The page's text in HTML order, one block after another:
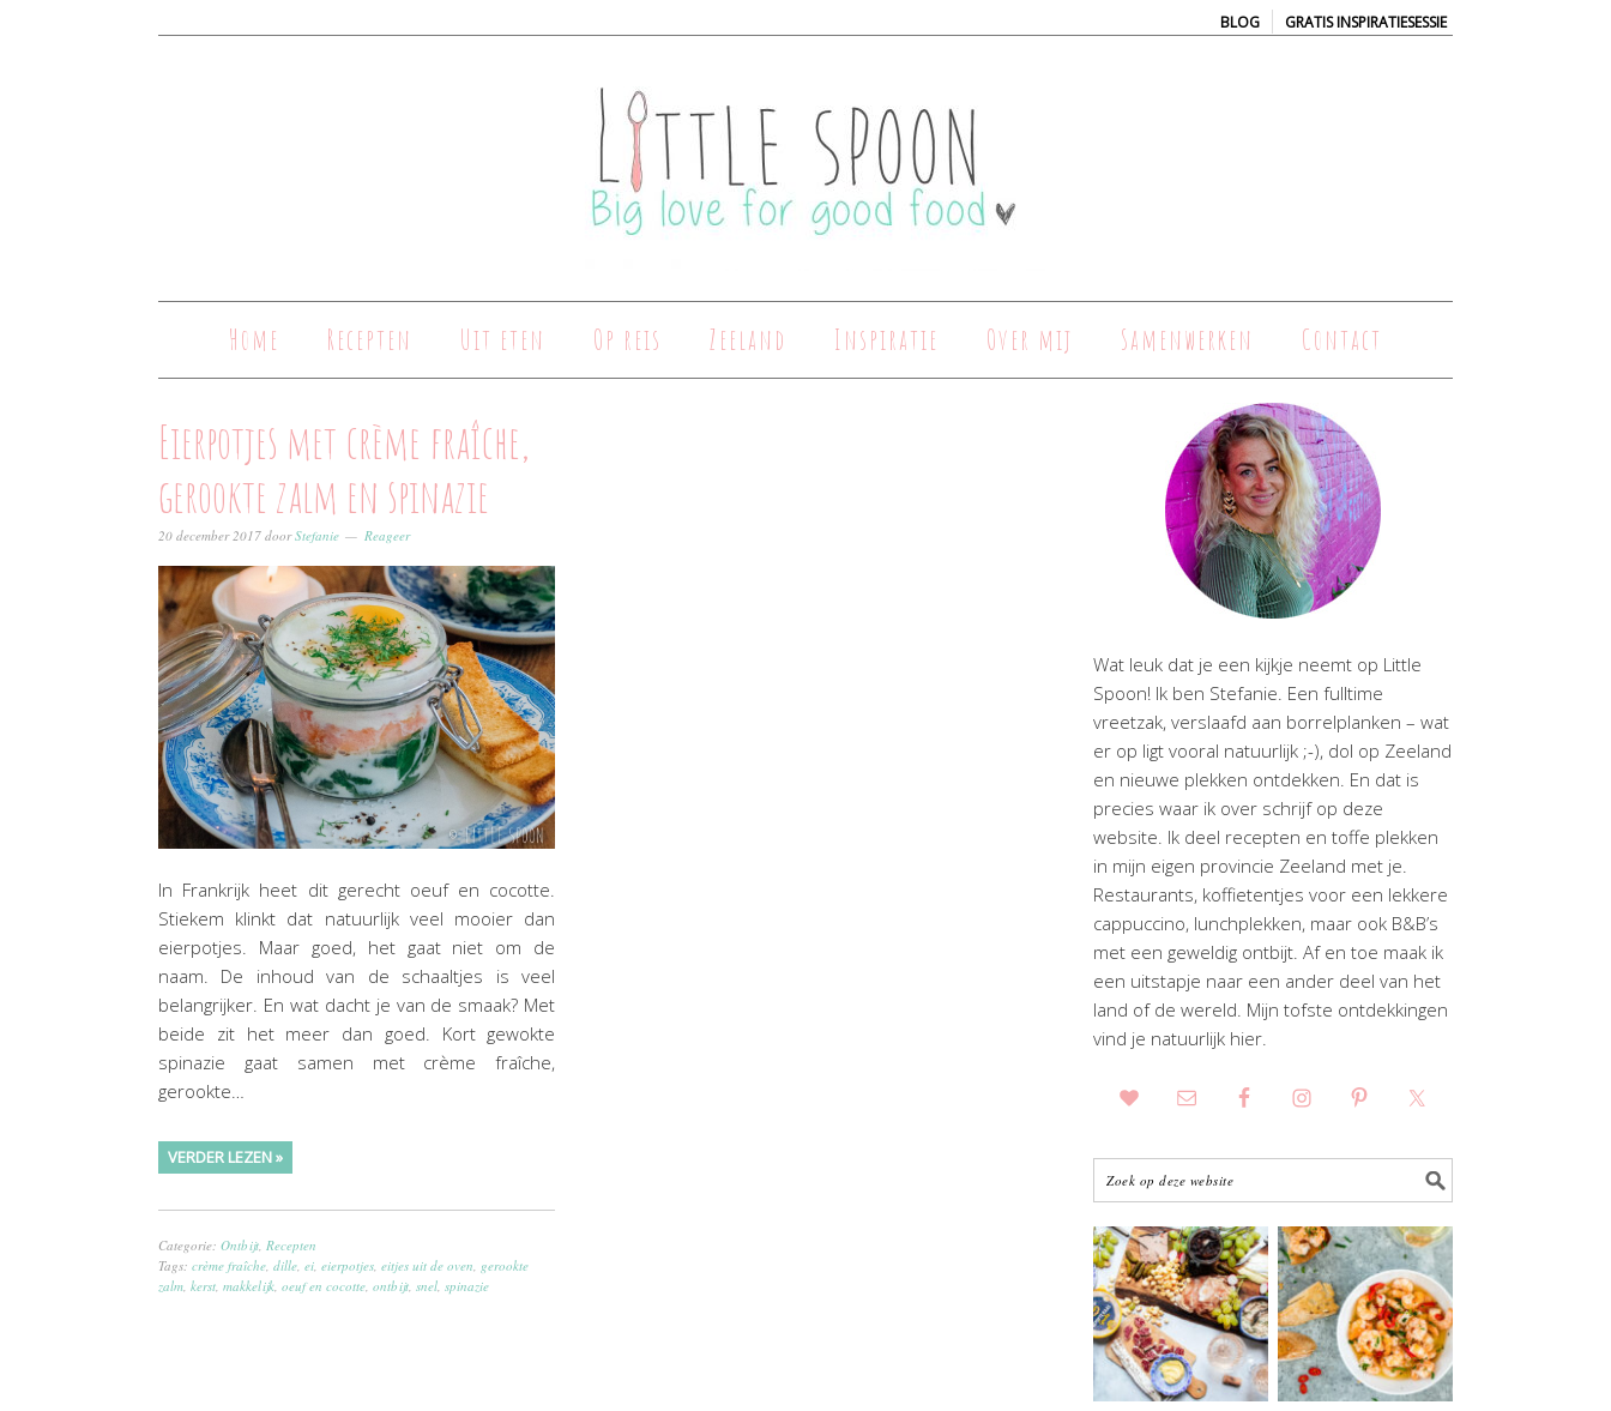
BLOG | GRATIS INSPIRATIESESSIE
Home Recepten Uit eten Op reis Zeeland Inspiratie Over mij Samenwerken Contact
Eierpotjes met crème fraîche,
gerookte zalm en spinazie
20 december 2017 doorStefanie Reageer
In Frankrijk heet dit gerecht oeuf en cocotte.
Stiekem klinkt dat natuurlijk veel mooier dan
eierpotjes. Maar goed, het gaat niet om de
naam. De inhoud van de schaaltjes is veel
belangrijker. En wat dacht je van de smaak? Met
beide zit het meer dan goed. Kort gewokte
spinazie gaat samen met crème fraîche,
gerookte…
VERDER LEZEN »
Categorie: Ontbijt Recepten
Tags: crème fraîche dille ei eierpotjes eitjes uit de oven gerookte
zalm kerst makkelijk oeuf en cocotte ontbijt snel spinazie
Wat leuk dat je een kijkje neemt op Little
Spoon! Ik ben Stefanie. Een fulltime
vreetzak, verslaafd aan borrelplanken – wat
er op ligt vooral natuurlijk ;-), dol op Zeeland
en nieuwe plekken ontdekken. En dat is
precies waar ik over schrijf op deze
website. Ik deel recepten en toffe plekken
in mijn eigen provincie Zeeland met je.
Restaurants, koffietentjes voor een lekkere
cappuccino, lunchplekken, maar ook B&B’s
met een geweldig ontbijt. Af en toe maak ik
een uitstapje naar een ander deel van het
land of de wereld. Mijn tofste ontdekkingen
vind je natuurlijk hier.